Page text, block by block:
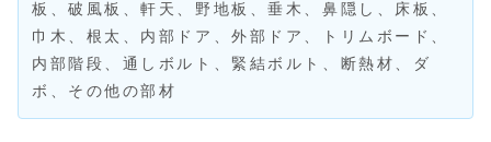
板、破風板、軒天、野地板、垂木、鼻隠し、床板、
巾木、根太、内部ドア、外部ドア、トリムボード、
内部階段、通しボルト、緊結ボルト、断熱材、ダ
ボ、その他の部材